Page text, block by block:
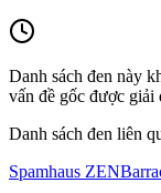
Danh sách đen này
vấn đề gốc được giải
Danh sách đen liên
Spamhaus ZEN